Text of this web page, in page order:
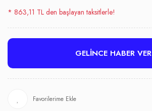
* 863,11 TL den başlayan taksitlerle!
GELİNCE HABER VER